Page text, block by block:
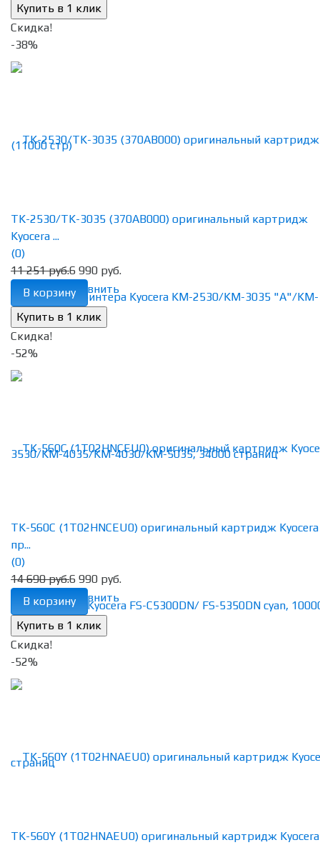
Скидка!
-38%
избранное сравнить
TK-2530/TK-3035 (370AB000) оригинальный картридж
Kyocera ...
(0)
11 251 руб.6 990 руб.
В корзину
Скидка!
-52%
избранное сравнить
TK-560C (1T02HNCEU0) оригинальный картридж
пр...
(0)
14 690 руб.6 990 руб.
В корзину
Скидка!
-52%
TK-560Y (1T02HNAEU0) оригинальный картридж